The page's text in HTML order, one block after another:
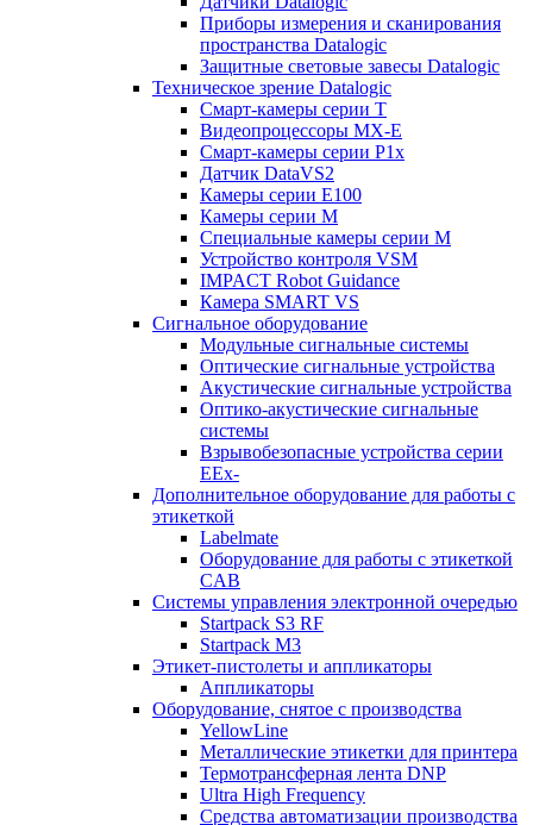
Приборы измерения и сканирования
пространства Datalogic
Защитные световые завесы Datalogic
Техническое зрение Datalogic
Смарт-камеры серии T
Видеопроцессоры MX-E
Смарт-камеры серии P1x
Датчик DataVS2
Камеры серии E100
Камеры серии M
Специальные камеры серии M
Устройство контроля VSM
IMPACT Robot Guidance
Камера SMART VS
Cигнальное оборудование
Модульные сигнальные системы
Оптические сигнальные устройства
Акустические сигнальные устройства
Оптико-акустические сигнальные
системы
Взрывобезопасные устройства серии
EEx-
Дополнительное оборудование для работы с
этикеткой
Labelmate
Оборудование для работы с этикеткой
CAB
Системы управления электронной очередью
Startpack S3 RF
Startpack M3
Этикет-пистолеты и аппликаторы
Аппликаторы
Оборудование, снятое с производства
YellowLine
Металлические этикетки для принтера
Термотрансферная лента DNP
Ultra High Frequency
Средства автоматизации производства